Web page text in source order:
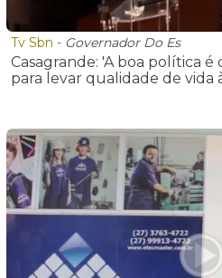
Tv Sbn - Governador Do Es
Casagrande: 'A boa política
para levar qualidade de vida